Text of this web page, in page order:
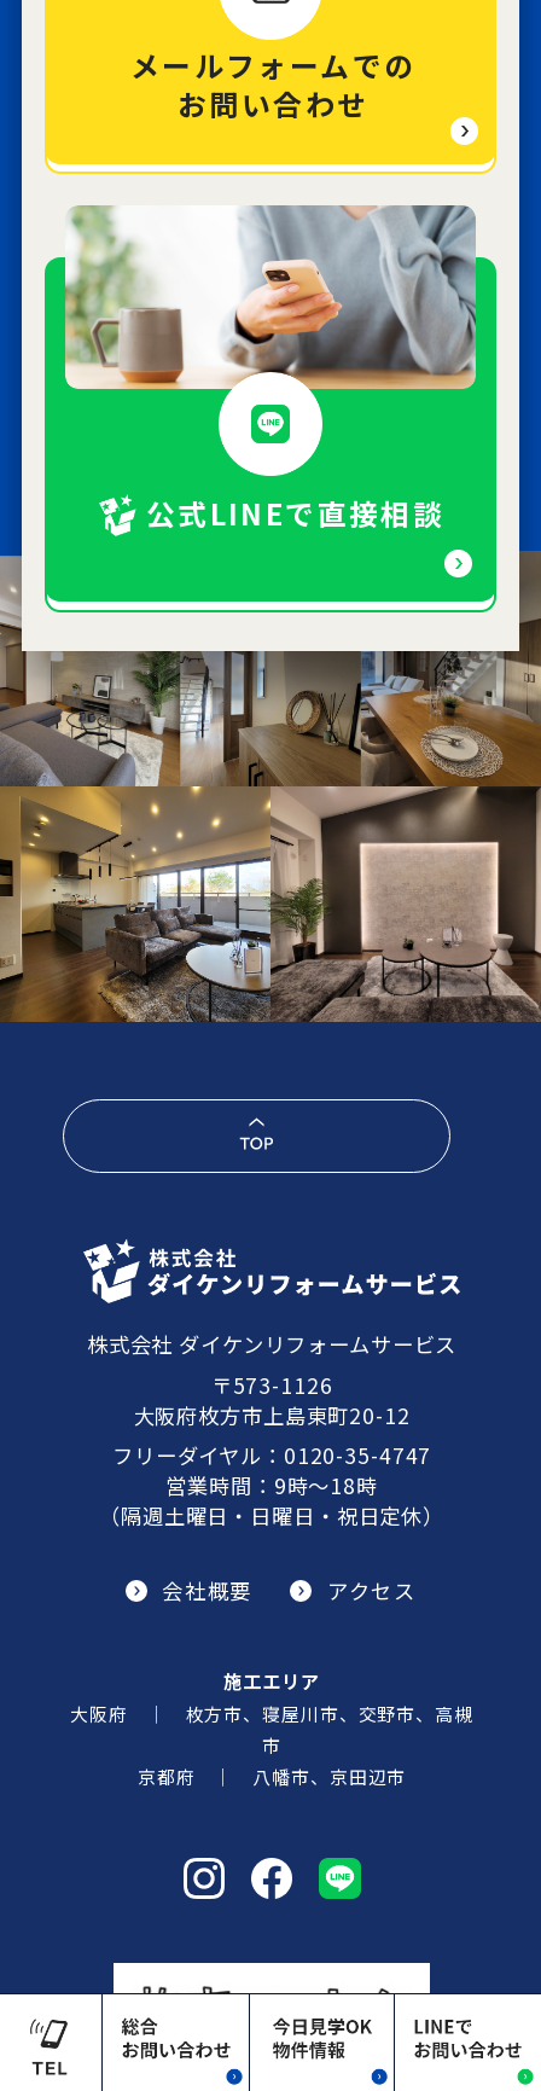
メールフォームでの
お問い合わせ
公式LINEで直接相談
株式会社 ダイケンリフォームサービス
〒573-1126
大阪府枚方市上島東町20-12
フリーダイヤル： 0120-35-4747
営業時間：9時～18時
（隔週土曜日・日曜日・祝日定休）
会社概要 アクセス
施工エリア
大阪府 ｜ 枚方市、寝屋川市、交野市、高槻
市
京都府 ｜ 八幡市、京田辺市